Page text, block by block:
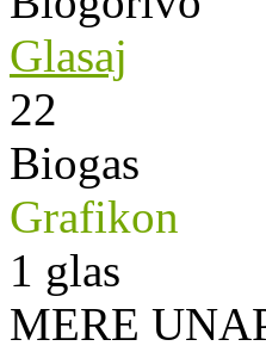
Glasaj
22
Biogas
Grafikon
1 glas
MERE